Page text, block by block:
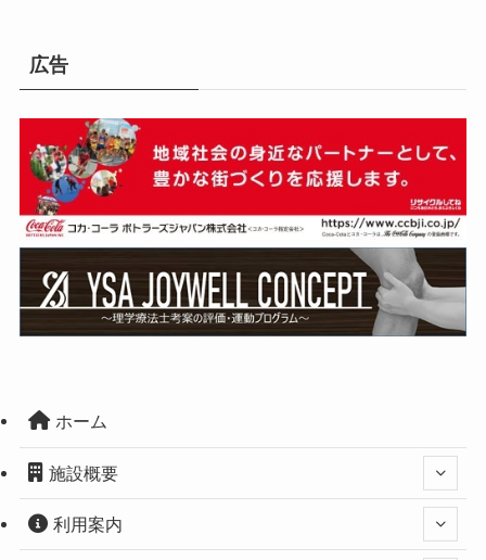
広告
ホーム
施設概要
利用案内